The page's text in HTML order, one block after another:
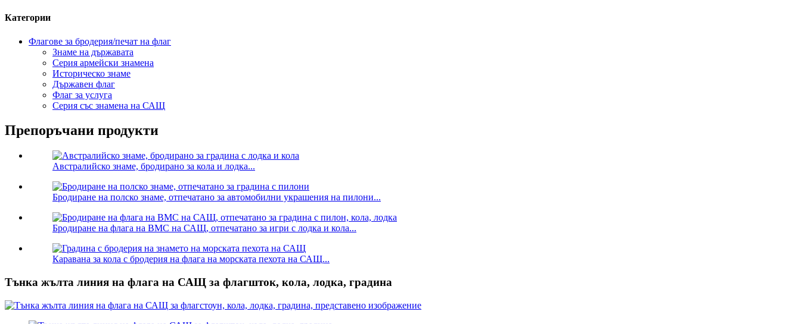
Категории
Флагове за бродерия/печат на флаг
Знаме на държавата
Серия армейски знамена
Историческо знаме
Държавен флаг
Флаг за услуга
Серия със знамена на САЩ
Препоръчани продукти
Австралийско знаме, бродирано за кола и лодка...
Бродиране на полско знаме, отпечатано за автомобилни украшения на пилони...
Бродиране на флага на ВМС на САЩ, отпечатано за игри с лодка и кола...
Каравана за кола с бродерия на флага на морската пехота на САЩ...
Тънка жълта линия на флага на САЩ за флагшток, кола, лодка, градина